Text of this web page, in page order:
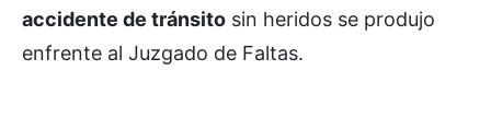
accidente de tránsito sin heridos se produjo
enfrente al Juzgado de Faltas.